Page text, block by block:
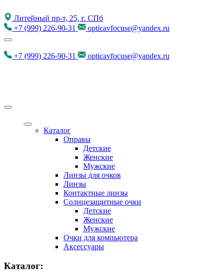
Литейный пр-т, 25, г. СПб
+7 (999) 226-90-31 opticavfocuse@yandex.ru
+7 (999) 226-90-31 opticavfocuse@yandex.ru
Каталог
Оправы
Детские
Женские
Мужские
Линзы для очков
Линзы
Контактные линзы
Солнцезащитные очки
Детские
Женские
Мужские
Очки для компьютера
Аксессуары
Каталог: